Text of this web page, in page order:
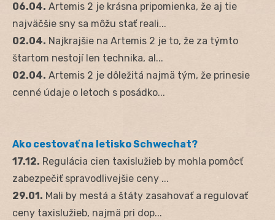
06.04. Artemis 2 je krásna pripomienka, že aj tie
najväčšie sny sa môžu stať reali...
02.04. Najkrajšie na Artemis 2 je to, že za týmto
štartom nestojí len technika, al...
02.04. Artemis 2 je dôležitá najmä tým, že prinesie
cenné údaje o letoch s posádko...
Ako cestovať na letisko Schwechat?
17.12. Regulácia cien taxislužieb by mohla pomôcť
zabezpečiť spravodlivejšie ceny ...
29.01. Mali by mestá a štáty zasahovať a regulovať
ceny taxislužieb, najmä pri dop...